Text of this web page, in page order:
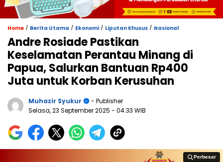
Home / Berita Utama / Ekonomi / Liputan Khusus / Nasional
Andre Rosiade Pastikan
Keselamatan Perantau Minang di
Papua, Salurkan Bantuan Rp400
Juta untuk Korban Kerusuhan
Muhazir Syukur
- Publisher
Selasa, 23 September 2025 - 04:33 WIB
Perbesar
Perbesar